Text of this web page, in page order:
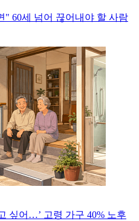
" 60세 넘어 끊어내야 할 사람
싶어…’ 고령 가구 40% 노후